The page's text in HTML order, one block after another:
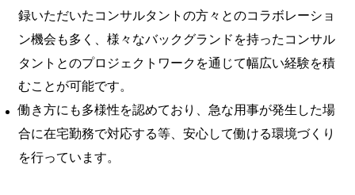
録いただいたコンサルタントの方々とのコラボレーショ
ン機会も多く、様々なバックグランドを持ったコンサル
タントとのプロジェクトワークを通じて幅広い経験を積
むことが可能です。
働き方にも多様性を認めており、急な用事が発生した場
合に在宅勤務で対応する等、安心して働ける環境づくり
を行っています。